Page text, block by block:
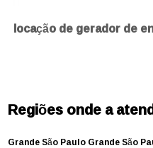
locação de gerador de
Regiões onde a
Grande São PauloGrande São